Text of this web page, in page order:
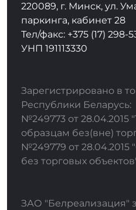
220089, г. Минск, ул.
паркинга, кабинет 28
Тел/факс: +375 (17) 298-
УНП 191113330
Зарегистрировано в
Республики Беларусь:
№249773 от 28.04.2015
образцам без(вне)
№249779 от 28.04.2015
без торговых
ЗАО "Белреализация"